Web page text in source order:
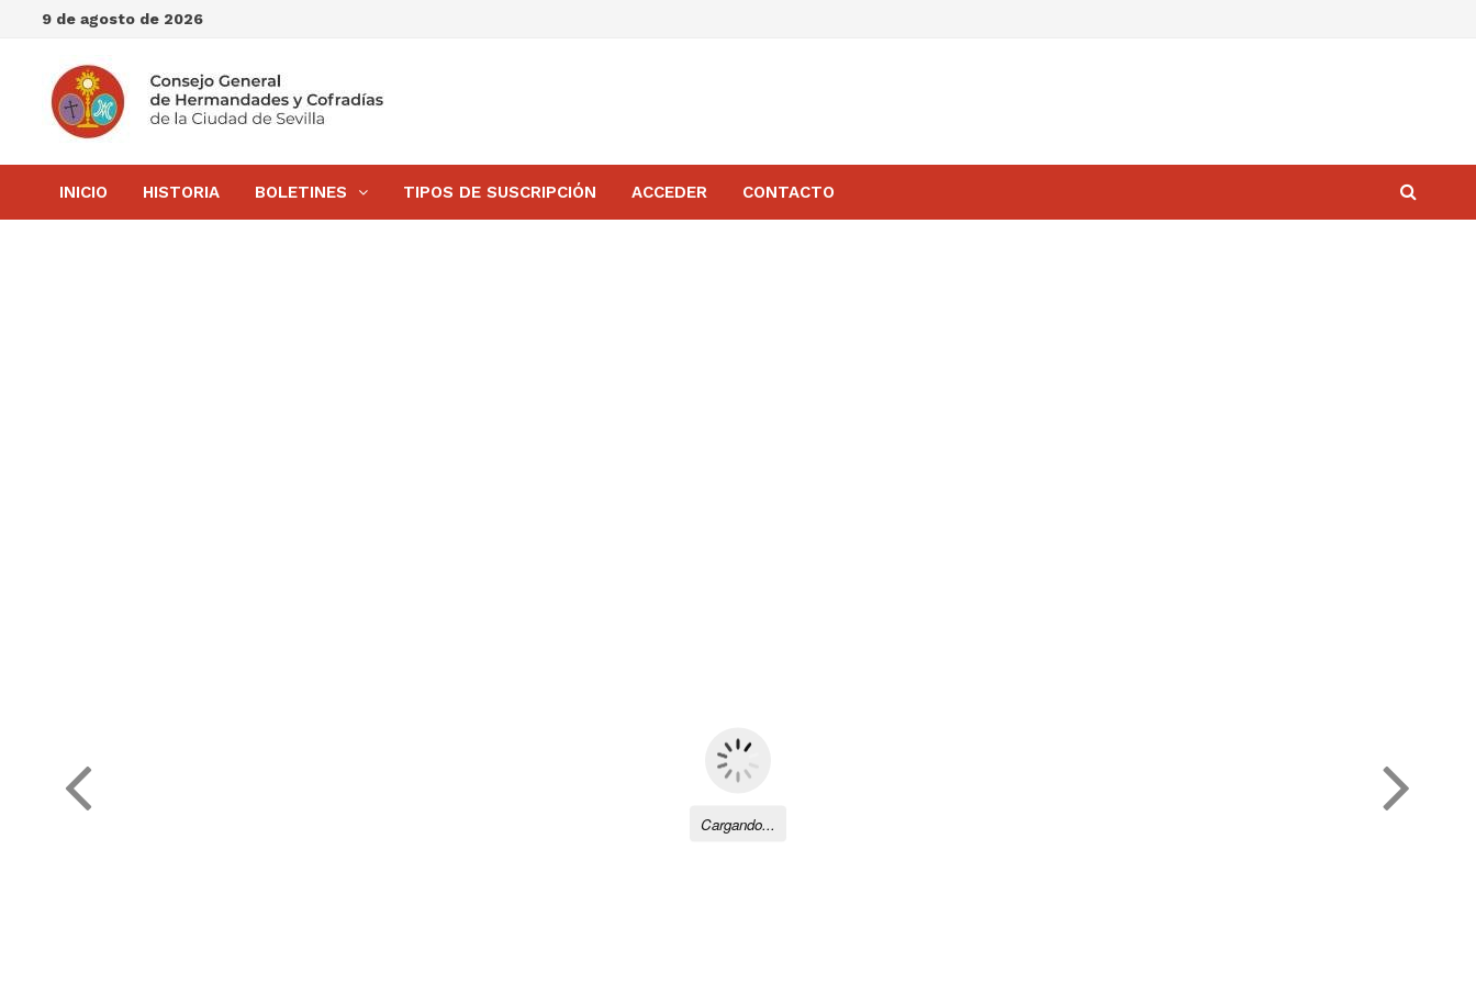
Saltar
contenido
9 de agosto de 2026
INICIO HISTORIA BOLETINES TIPOS DE SUSCRIPCIÓN ACCEDER CONTACTO